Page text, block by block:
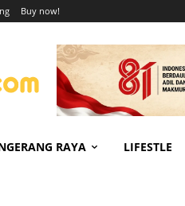
Buy now!
RAYA LIFESTLE